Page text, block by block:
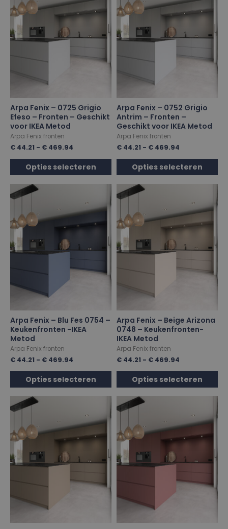
Arpa Fenix – 0725 Grigio
Efeso – Fronten – Geschikt
voor IKEA Metod
Arpa Fenix fronten
€ 44.21 - € 469.94
Opties selecteren
Arpa Fenix – 0752 Grigio
Antrim – Fronten –
Geschikt voor IKEA Metod
Arpa Fenix fronten
€ 44.21 - € 469.94
Opties selecteren
Arpa Fenix – Blu Fes 0754 –
Keukenfronten -IKEA
Metod
Arpa Fenix fronten
€ 44.21 - € 469.94
Opties selecteren
Arpa Fenix – Beige Arizona
0748 – Keukenfronten-
IKEA Metod
Arpa Fenix fronten
€ 44.21 - € 469.94
Opties selecteren